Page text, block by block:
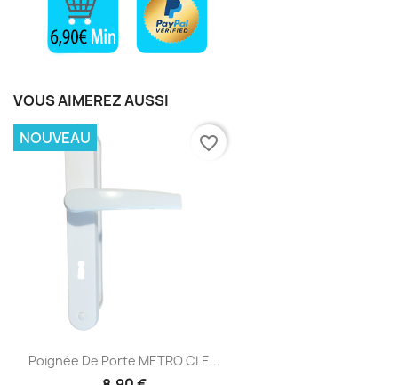
VOUS AIMEREZ AUSSI
Poignée De Porte METRO CLE...
NOUVEAU favorite_border